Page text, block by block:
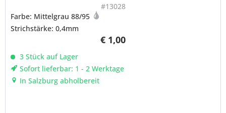
#13028
€ 1,00
Farbe: Mittelgrau 88/95
Strichstärke: 0,4mm
3 Stück auf Lager
Sofort lieferbar: 1 - 2 Werktage
In Salzburg abholbereit